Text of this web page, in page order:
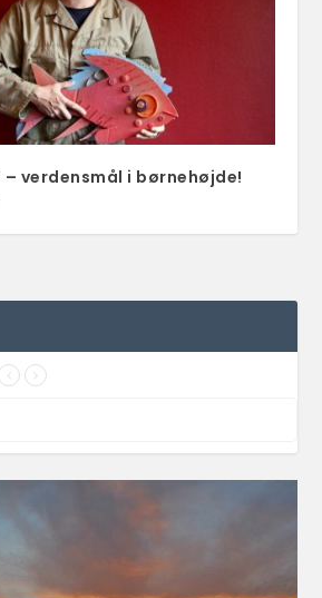
– verdensmål i børnehøjde!